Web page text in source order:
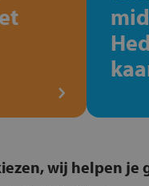
wij helpen je